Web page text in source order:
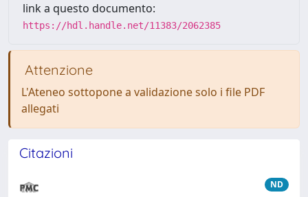
link a questo documento:
https://hdl.handle.net/11383/2062385
Attenzione
L'Ateneo sottopone a validazione solo i file PDF
allegati
Citazioni
ND